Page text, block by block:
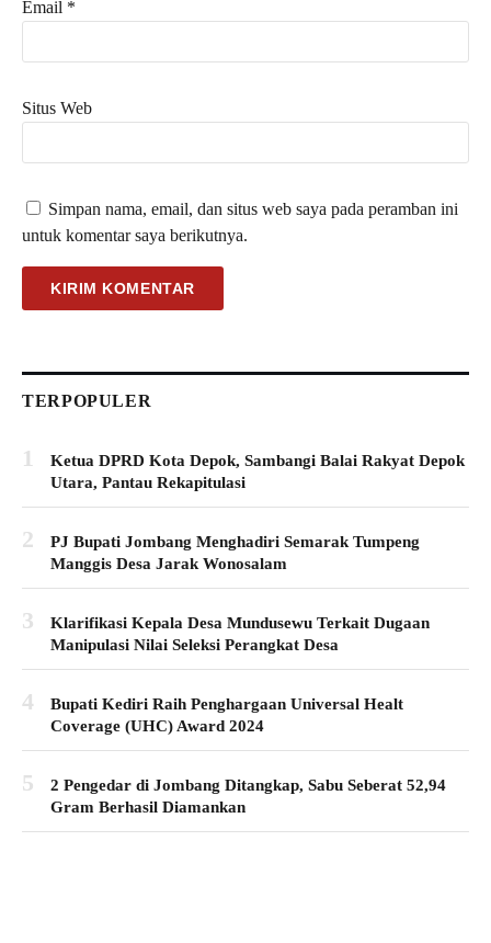
Email *
Situs Web
Simpan nama, email, dan situs web saya pada peramban ini
untuk komentar saya berikutnya.
TERPOPULER
1
Ketua DPRD Kota Depok, Sambangi Balai Rakyat Depok
Utara, Pantau Rekapitulasi
2
PJ Bupati Jombang Menghadiri Semarak Tumpeng
Manggis Desa Jarak Wonosalam
3
Klarifikasi Kepala Desa Mundusewu Terkait Dugaan
Manipulasi Nilai Seleksi Perangkat Desa
4
Bupati Kediri Raih Penghargaan Universal Healt
Coverage (UHC) Award 2024
5
2 Pengedar di Jombang Ditangkap, Sabu Seberat 52,94
Gram Berhasil Diamankan